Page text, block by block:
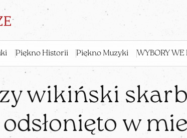
Piękno Historii Piękno Muzyki WYBORY WE
wikiński
odsłonięto w